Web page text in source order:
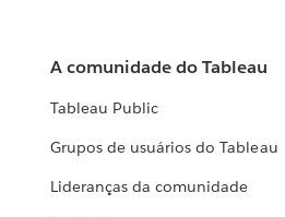
A comunidade do Tableau
Tableau Public
Grupos de usuários do Tableau
Lideranças da comunidade